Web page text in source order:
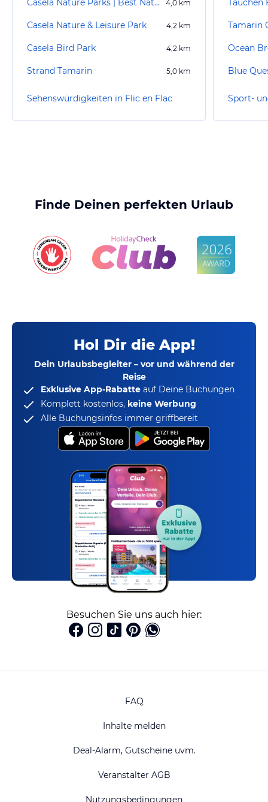
Casela Nature Parks | Best Nature Parks in Mauritius 4,0 km
Casela Nature & Leisure Park 4,2 km
Casela Bird Park 4,2 km
Strand Tamarin 5,0 km
Sehenswürdigkeiten in Flic en Flac
Tauchen
Ocean
Blue
Finde Deinen perfekten Urlaub
Hol Dir die App!
Dein Urlaubsbegleiter – vor und während der
Reise
Exklusive App-Rabatte auf Deine Buchungen
Komplett kostenlos, keine Werbung
Alle Buchungsinfos immer griffbereit
Besuchen Sie uns auch hier:
FAQ
Inhalte melden
Deal-Alarm, Gutscheine uvm.
Veranstalter AGB
Nutzungsbedingungen